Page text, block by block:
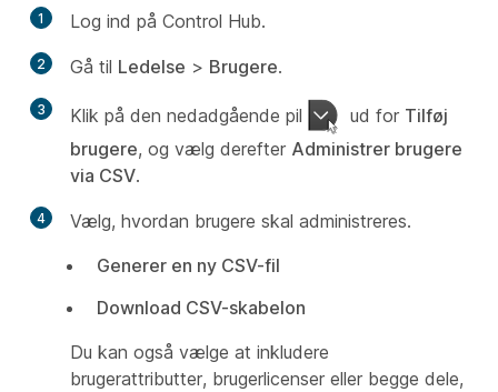
1 Log ind på Control Hub.
2 Gå til Ledelse > Brugere.
3 Klik på den nedadgående pil ud for Tilføj
brugere, og vælg derefter Administrer brugere
via CSV.
4
Vælg, hvordan brugere skal administreres.
Generer en ny CSV-fil
Download CSV-skabelon
Du kan også vælge at inkludere
brugerattributter, brugerlicenser eller begge dele,